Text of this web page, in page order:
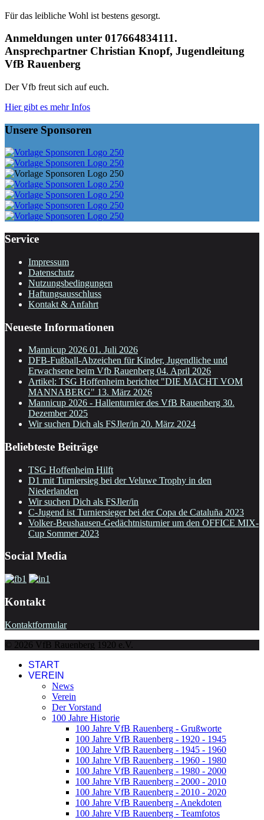
Für das leibliche Wohl ist bestens gesorgt.
Anmeldungen unter 017664834111.
Ansprechpartner Christian Knopf, Jugendleitung
VfB Rauenberg
Der Vfb freut sich auf euch.
Hier gibt es mehr Infos
Unsere Sponsoren
Service
Impressum
Datenschutz
Nutzungsbedingungen
Haftungsausschluss
Kontakt & Anfahrt
Neueste Informationen
Mannicup 2026 01. Juli 2026
DFB-Fußball-Abzeichen für Kinder, Jugendliche und
Erwachsene beim Vfb Rauenberg 04. April 2026
Artikel: TSG Hoffenheim berichtet "DIE MACHT VOM
MANNABERG" 13. März 2026
Mannicup 2026 - Hallenturnier des VfB Rauenberg 30.
Dezember 2025
Wir suchen Dich als FSJler/in 20. März 2024
Beliebteste Beiträge
TSG Hoffenheim Hilft
D1 mit Turniersieg bei der Veluwe Trophy in den
Niederlanden
Wir suchen Dich als FSJler/in
C-Jugend ist Turniersieger bei der Copa de Cataluña 2023
Volker-Beushausen-Gedächtnisturnier um den OFFICE MIX-
Cup Sommer 2023
Social Media
Kontakt
Kontaktformular
© 2026 VfB Rauenberg 1920 e.V.
START
VEREIN
News
Verein
Der Vorstand
100 Jahre Historie
100 Jahre VfB Rauenberg - Grußworte
100 Jahre VfB Rauenberg - 1920 - 1945
100 Jahre VfB Rauenberg - 1945 - 1960
100 Jahre VfB Rauenberg - 1960 - 1980
100 Jahre VfB Rauenberg - 1980 - 2000
100 Jahre VfB Rauenberg - 2000 - 2010
100 Jahre VfB Rauenberg - 2010 - 2020
100 Jahre VfB Rauenberg - Anekdoten
100 Jahre VfB Rauenberg - Teamfotos